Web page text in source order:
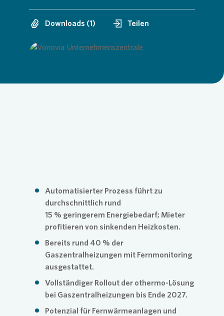
Presse
Karriere
Downloads (1) Teilen
Loading...
Automatisierter Prozess führt zu
durchschnittlich rund
15 % geringerem Energiebedarf; Mieter
profitieren von sinkenden Heizkosten.
Bereits rund 40 % der
Gaszentralheizungen mit Fernmonitoring
ausgestattet.
Vollständiger Rollout der othermo-Lösung
bei Gaszentralheizungen bis Ende 2027.
Potenzial für Fernwärmeanlagen und